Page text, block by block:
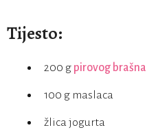
Tijesto:
200 g pirovog brašna
100 g maslaca
žlica jogurta